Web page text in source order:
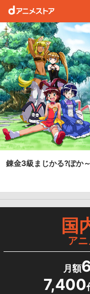
錬金3級まじかる?ぽか
国
ア
月額
7,400